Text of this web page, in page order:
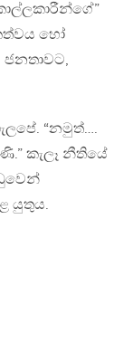
හෝ
ජනතාවට,
“නමුත්….
කැලෑ නීතියේ
යුතුය.